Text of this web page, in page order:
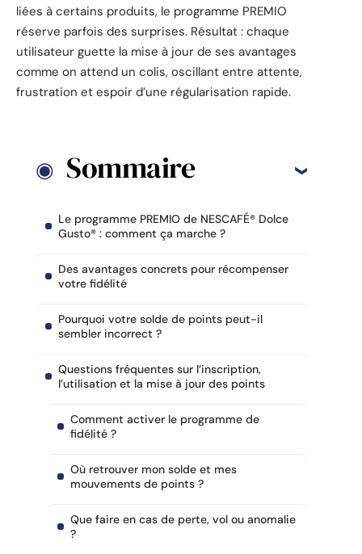
liées à certains produits, le programme PREMIO
réserve parfois des surprises. Résultat : chaque
utilisateur guette la mise à jour de ses avantages
comme on attend un colis, oscillant entre attente,
frustration et espoir d’une régularisation rapide.
Sommaire
Le programme PREMIO de NESCAFÉ® Dolce
Gusto® : comment ça marche ?
Des avantages concrets pour récompenser
votre fidélité
Pourquoi votre solde de points peut-il
sembler incorrect ?
Questions fréquentes sur l’inscription,
l’utilisation et la mise à jour des points
Comment activer le programme de
fidélité ?
Où retrouver mon solde et mes
mouvements de points ?
Que faire en cas de perte, vol ou anomalie
?